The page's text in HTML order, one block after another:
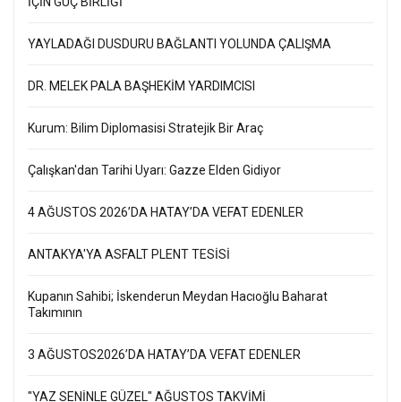
YAYLADAĞI DUSDURU BAĞLANTI YOLUNDA ÇALIŞMA
DR. MELEK PALA BAŞHEKİM YARDIMCISI
Kurum: Bilim Diplomasisi Stratejik Bir Araç
Çalışkan'dan Tarihi Uyarı: Gazze Elden Gidiyor
4 AĞUSTOS 2026’DA HATAY’DA VEFAT EDENLER
ANTAKYA'YA ASFALT PLENT TESİSİ
Kupanın Sahibi; İskenderun Meydan Hacıoğlu Baharat
Takımının
3 AĞUSTOS2026’DA HATAY’DA VEFAT EDENLER
"YAZ SENİNLE GÜZEL" AĞUSTOS TAKVİMİ